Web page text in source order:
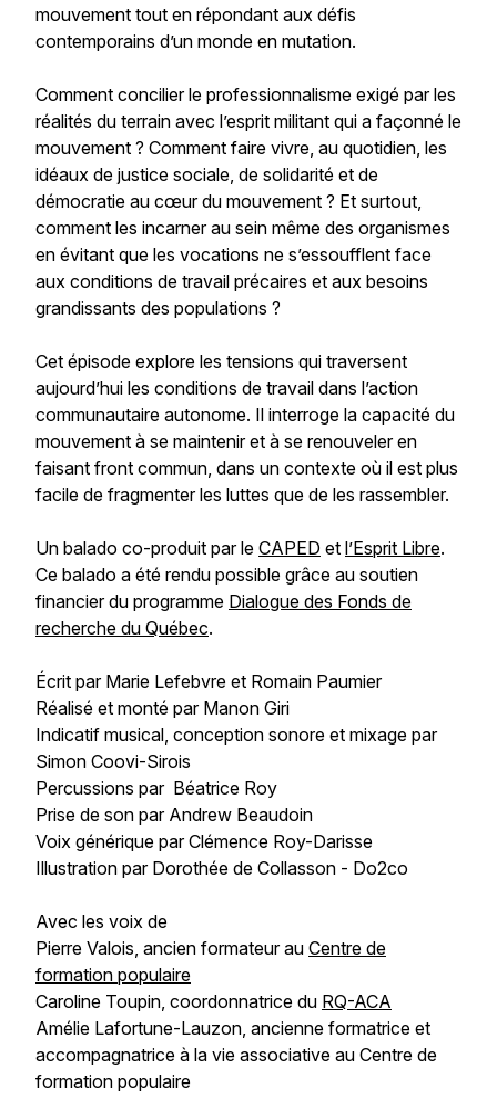
mouvement tout en répondant aux défis
contemporains d’un monde en mutation.
Comment concilier le professionnalisme exigé par les
réalités du terrain avec l’esprit militant qui a façonné le
mouvement ? Comment faire vivre, au quotidien, les
idéaux de justice sociale, de solidarité et de
démocratie au cœur du mouvement ? Et surtout,
comment les incarner au sein même des organismes
en évitant que les vocations ne s’essoufflent face
aux conditions de travail précaires et aux besoins
grandissants des populations ?
Cet épisode explore les tensions qui traversent
aujourd’hui les conditions de travail dans l’action
communautaire autonome. Il interroge la capacité du
mouvement à se maintenir et à se renouveler en
faisant front commun, dans un contexte où il est plus
facile de fragmenter les luttes que de les rassembler.
Un balado co-produit par le CAPED et l’Esprit Libre.
Ce balado a été rendu possible grâce au soutien
financier du programme Dialogue des Fonds de
recherche du Québec.
Écrit par Marie Lefebvre et Romain Paumier
Réalisé et monté par Manon Giri
Indicatif musical, conception sonore et mixage par
Simon Coovi-Sirois
Percussions par Béatrice Roy
Prise de son par Andrew Beaudoin
Voix générique par Clémence Roy-Darisse
Illustration par Dorothée de Collasson - Do2co
Avec les voix de
Pierre Valois, ancien formateur au Centre de
formation populaire
Caroline Toupin, coordonnatrice du RQ-ACA
Amélie Lafortune-Lauzon, ancienne formatrice et
accompagnatrice à la vie associative au Centre de
formation populaire